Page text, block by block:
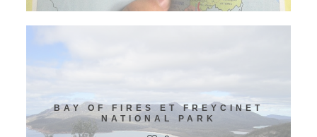
BAY OF FIRES ET FREYCINET
NATIONAL PARK